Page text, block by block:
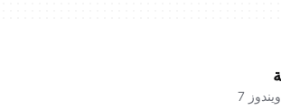
7